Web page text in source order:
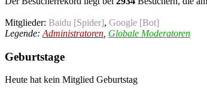
Mitglieder: Baidu [Spider], Google [Bot]
Legende: Administratoren Globale Moderatoren
Geburtstage
Heute hat kein Mitglied Geburtstag